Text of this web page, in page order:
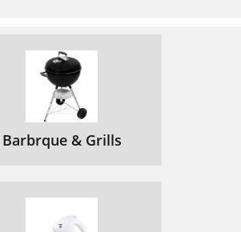
Barbrque & Grills